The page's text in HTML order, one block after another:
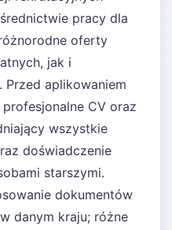
pracy dla
oferty
jak i
Przed aplikowaniem
CV oraz
wszystkie
doświadczenie
starszymi.
dokumentów
danym kraju; różne